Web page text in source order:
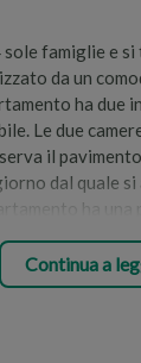
famiglie e
da un
ha due
Le due
il
dal quale
ha
nelle
tutela del
Continua a